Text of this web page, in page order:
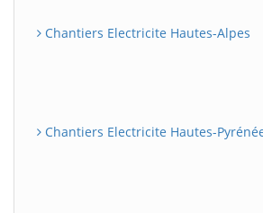
Chantiers Electricite Hautes-Alpes
Chantiers Electricite Hautes-